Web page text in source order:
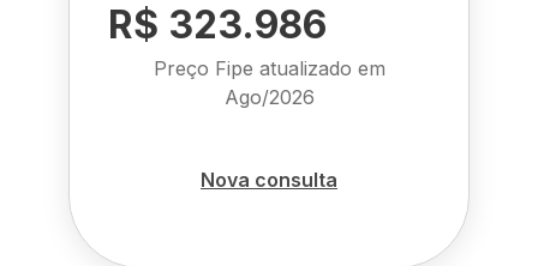
R$ 323.986
Preço Fipe atualizado em
Ago/2026
Nova consulta